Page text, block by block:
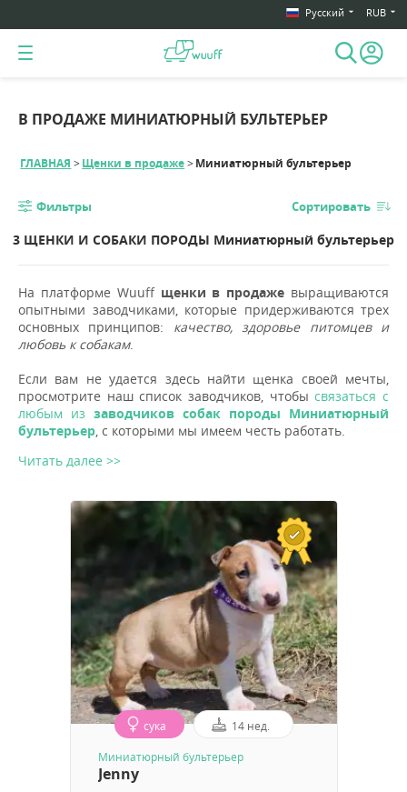
Русский RUB
В ПРОДАЖЕ МИНИАТЮРНЫЙ БУЛЬТЕРЬЕР
ГЛАВНАЯ Щенки в продаже Миниатюрный бультерьер
Фильтры Сортировать
3 ЩЕНКИ И СОБАКИ ПОРОДЫ Миниатюрный бультерьер
На платформе Wuuff щенки в продаже выращиваются
опытными заводчиками, которые придерживаются трех
основных принципов: качество, здоровье питомцев и
любовь к собакам.
Если вам не удается здесь найти щенка своей мечты,
просмотрите наш список заводчиков, чтобысвязаться с
любым из заводчиков собак породы Миниатюрный
бультерьер, с которыми мы имеем честь работать.
Читать далее >>
сука 14 нед.
Миниатюрный бультерьер
Jenny